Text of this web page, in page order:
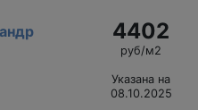
4402
руб/м2
Указана на
08.10.2025